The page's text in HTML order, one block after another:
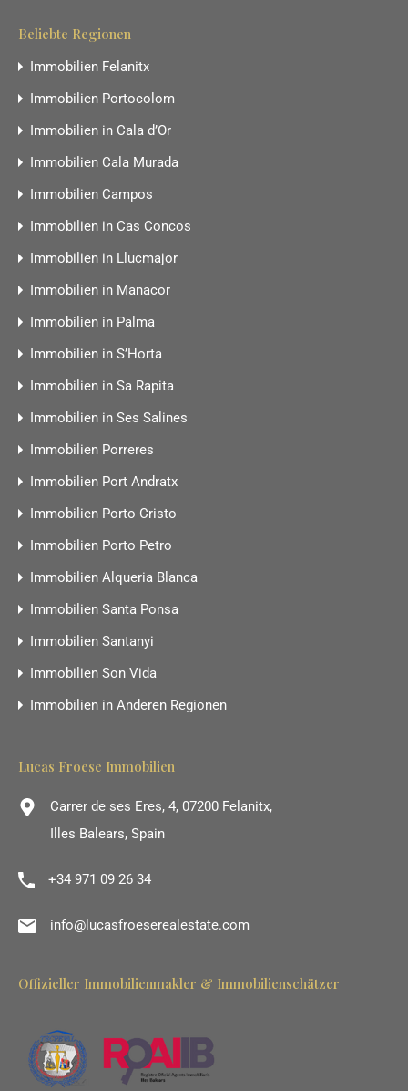
Beliebte Regionen
Immobilien Felanitx
Immobilien Portocolom
Immobilien in Cala d’Or
Immobilien Cala Murada
Immobilien Campos
Immobilien in Cas Concos
Immobilien in Llucmajor
Immobilien in Manacor
Immobilien in Palma
Immobilien in S’Horta
Immobilien in Sa Rapita
Immobilien in Ses Salines
Immobilien Porreres
Immobilien Port Andratx
Immobilien Porto Cristo
Immobilien Porto Petro
Immobilien Alqueria Blanca
Immobilien Santa Ponsa
Immobilien Santanyi
Immobilien Son Vida
Immobilien in Anderen Regionen
Lucas Froese Immobilien
Carrer de ses Eres, 4, 07200 Felanitx,
Illes Balears, Spain
+34 971 09 26 34
info@lucasfroeserealestate.com
Offizieller Immobilienmakler & Immobilienschätzer